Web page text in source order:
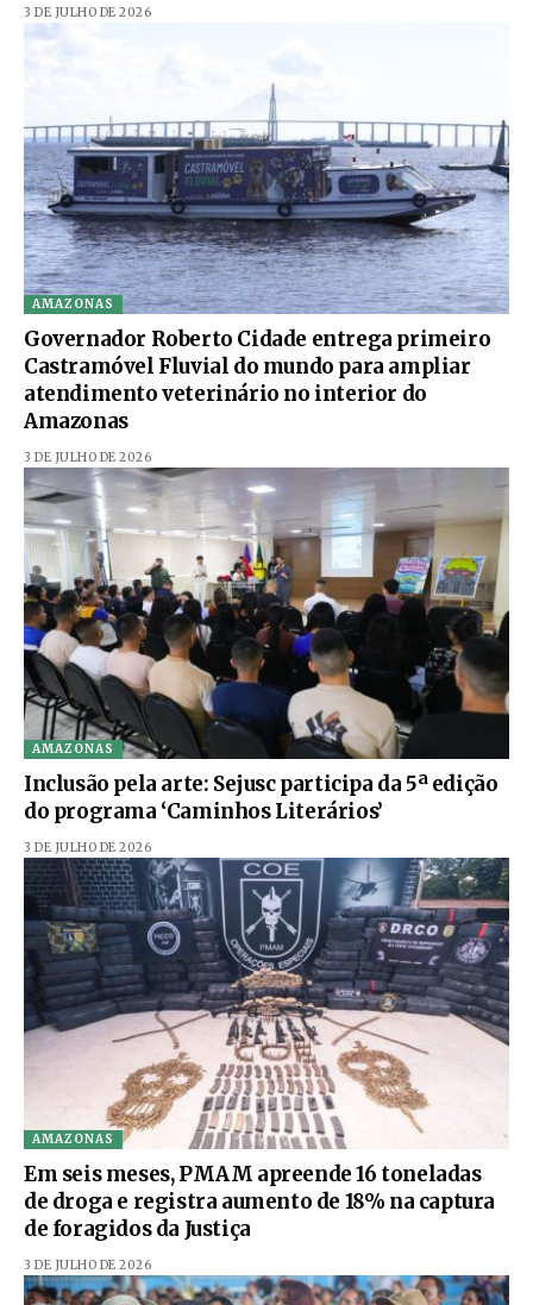
3 DE JULHO DE 2026
AMAZONAS
Governador Roberto Cidade entrega primeiro
Castramóvel Fluvial do mundo para ampliar
atendimento veterinário no interior do
Amazonas
3 DE JULHO DE 2026
AMAZONAS
Inclusão pela arte: Sejusc participa da 5ª edição
do programa ‘Caminhos Literários’
3 DE JULHO DE 2026
AMAZONAS
Em seis meses, PMAM apreende 16 toneladas
de droga e registra aumento de 18% na captura
de foragidos da Justiça
3 DE JULHO DE 2026